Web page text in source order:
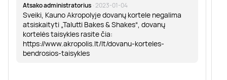
Atsako administratorius · 2023-01-04
Sveiki, Kauno Akropolyje dovanų kortele negalima
atsiskaityti „Talutti Bakes & Shakes“, dovanų
kortelės taisykles rasite čia:
https://www.akropolis.lt/lt/dovanu-korteles-
bendrosios-taisykles